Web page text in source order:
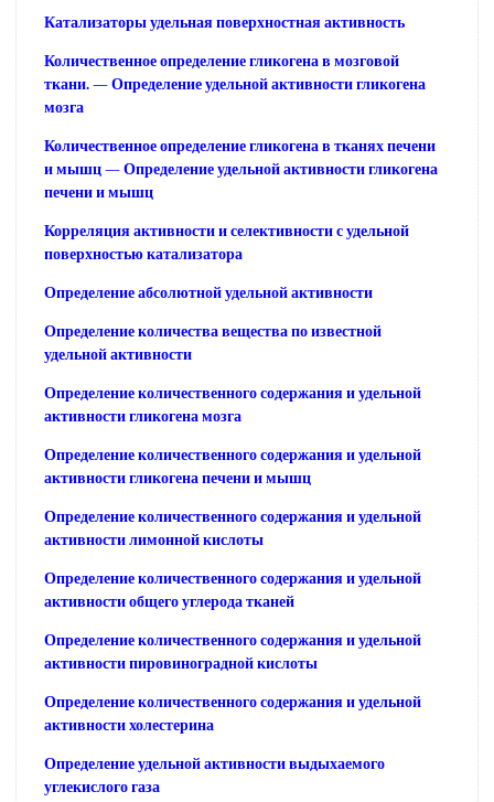
Катализаторы удельная поверхностная активность
Количественное определение гликогена в мозговой
ткани. — Определение удельной активности гликогена
мозга
Количественное определение гликогена в тканях печени
и мышц — Определение удельной активности гликогена
печени и мышц
Корреляция активности и селективности с удельной
поверхностью катализатора
Определение абсолютной удельной активности
Определение количества вещества по известной
удельной активности
Определение количественного содержания и удельной
активности гликогена мозга
Определение количественного содержания и удельной
активности гликогена печени и мышц
Определение количественного содержания и удельной
активности лимонной кислоты
Определение количественного содержания и удельной
активности общего углерода тканей
Определение количественного содержания и удельной
активности пировиноградной кислоты
Определение количественного содержания и удельной
активности холестерина
Определение удельной активности выдыхаемого
углекислого газа